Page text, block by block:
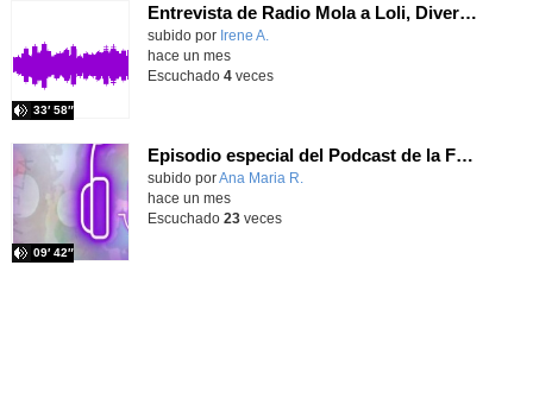
Entrevista de Radio Mola a Loli, Diversión Solidaria
Contenido educativo.
subido por Irene A.
33′ 58″
hace un mes
Escuchado 4veces
Episodio especial del Podcast de la Familia Churchill
Contenido educativo.
subido porAna Maria R.
09′ 42″
hace un mes
Escuchado 23veces